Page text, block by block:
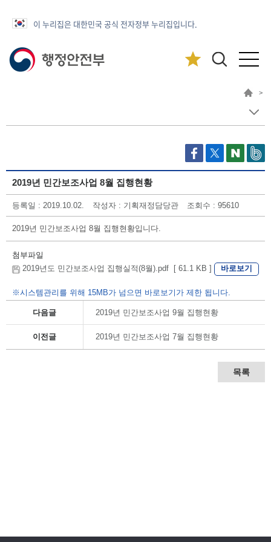
이 누리집은 대한민국 공식 전자정부 누리집입니다.
>
2019년 민간보조사업 8월 집행현황
등록일 : 2019.10.02. 작성자 : 기획재정담당관 조회수 : 95610
2019년 민간보조사업 8월 집행현황입니다.
첨부파일
2019년도 민간보조사업 집행실적(8월).pdf [ 61.1 KB ]
바로보기
※시스템관리를 위해 15MB가 넘으면 바로보기가 제한 됩니다.
다음글 2019년 민간보조사업 9월 집행현황
이전글 2019년 민간보조사업 7월 집행현황
목록